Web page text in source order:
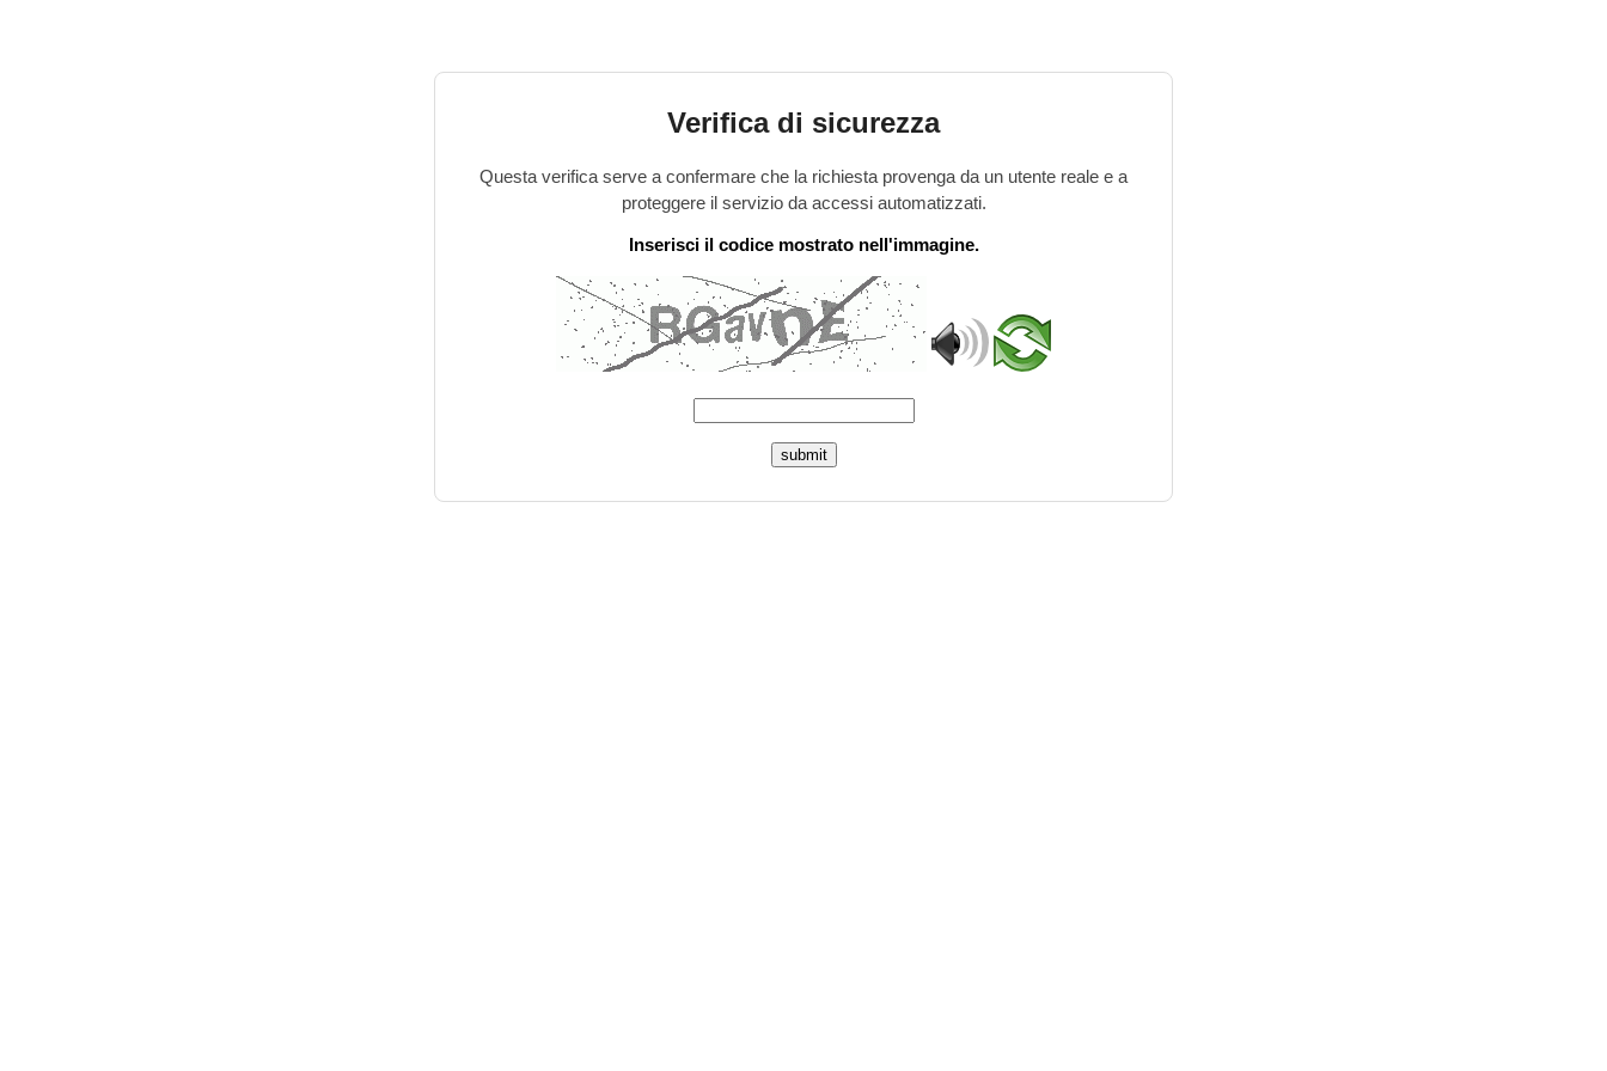
Verifica di sicurezza
Questa verifica serve a confermare che la richiesta provenga da un utente reale e a
proteggere il servizio da accessi automatizzati.
Inserisci il codice mostrato nell'immagine.
submit